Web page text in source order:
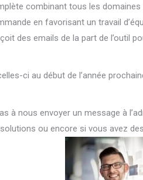
combinant tous les
en favorisant un travail
des emails de la part de l’outil
ci au début de l’année
à nous envoyer un message à
ou encore si vous avez